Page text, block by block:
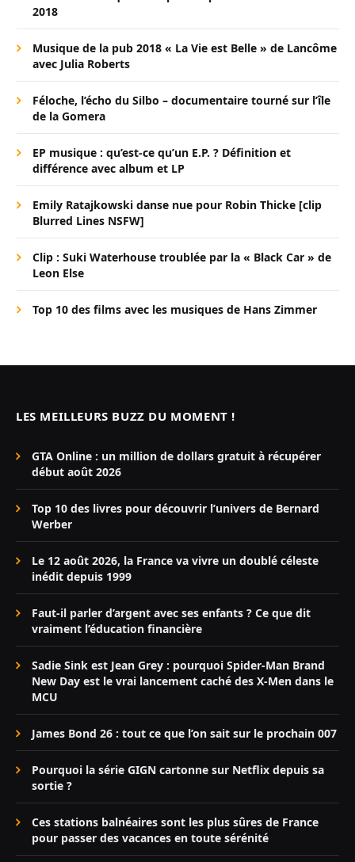
2018
Musique de la pub 2018 « La Vie est Belle » de Lancôme
avec Julia Roberts
Féloche, l’écho du Silbo – documentaire tourné sur l’île
de la Gomera
EP musique : qu’est-ce qu’un E.P. ? Définition et
différence avec album et LP
Emily Ratajkowski danse nue pour Robin Thicke [clip
Blurred Lines NSFW]
Clip : Suki Waterhouse troublée par la « Black Car » de
Leon Else
Top 10 des films avec les musiques de Hans Zimmer
LES MEILLEURS BUZZ DU MOMENT !
GTA Online : un million de dollars gratuit à récupérer
début août 2026
Top 10 des livres pour découvrir l’univers de Bernard
Werber
Le 12 août 2026, la France va vivre un doublé céleste
inédit depuis 1999
Faut-il parler d’argent avec ses enfants ? Ce que dit
vraiment l’éducation financière
Sadie Sink est Jean Grey : pourquoi Spider-Man Brand
New Day est le vrai lancement caché des X-Men dans le
MCU
James Bond 26 : tout ce que l’on sait sur le prochain 007
Pourquoi la série GIGN cartonne sur Netflix depuis sa
sortie ?
Ces stations balnéaires sont les plus sûres de France
pour passer des vacances en toute sérénité